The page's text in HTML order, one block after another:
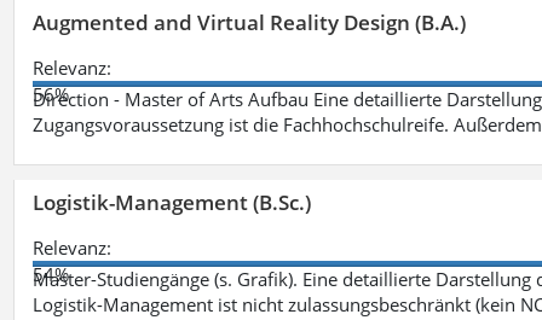
Augmented and Virtual Reality Design (B.A.)
Relevanz:
56%
Direction - Master of Arts Aufbau Eine detaillierte
Zugangsvoraussetzung ist die Fachhochschulreife.
Logistik-Management (B.Sc.)
Relevanz:
54%
Master-Studiengänge (s. Grafik). Eine detaillierte
Logistik-Management ist nicht zulassungsbeschränkt (kein